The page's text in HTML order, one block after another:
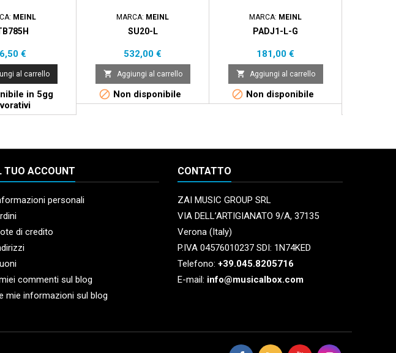
MEINL
€
al carrello
in 5gg
MARCA: MEINL
SU20-L
Prezzo
532,00 €
 Aggiungi al carrello
 Non disponibile
MARCA: MEINL
PADJ1-L-G
Prezzo
181,00 €
 Aggiungi al carrello
 Non disponibile
TUO ACCOUNT
personali
di credito
commenti sul blog
mie informazioni sul blog
CONTATTO
ZAI MUSIC GROUP SRL
VIA DELL’ARTIGIANATO 9/A, 37135
Verona (Italy)
P.IVA 04576010237 SDI: 1N74KED
Telefono: +39.045.8205716
E-mail: info@musicalbox.com